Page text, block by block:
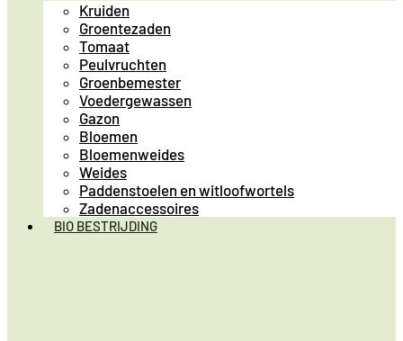
Kruiden
Groentezaden
Tomaat
Peulvruchten
Groenbemester
Voedergewassen
Gazon
Bloemen
Bloemenweides
Weides
Paddenstoelen en witloofwortels
Zadenaccessoires
BIO BESTRIJDING